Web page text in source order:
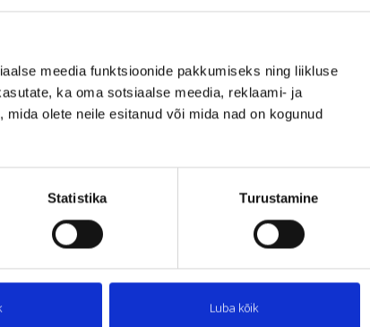
meedia funktsioonide pakkumiseks ning liikluse
ka oma sotsiaalse meedia, reklaami- ja
olete neile esitanud või mida nad on kogunud
Statistika Turustamine
Luba kõik
ja sobivusega;
Lisaks on materjalide madala tiheduse tõttu võimalik
võimaldavad luua väga energiasäästlikke ja lihtsaid